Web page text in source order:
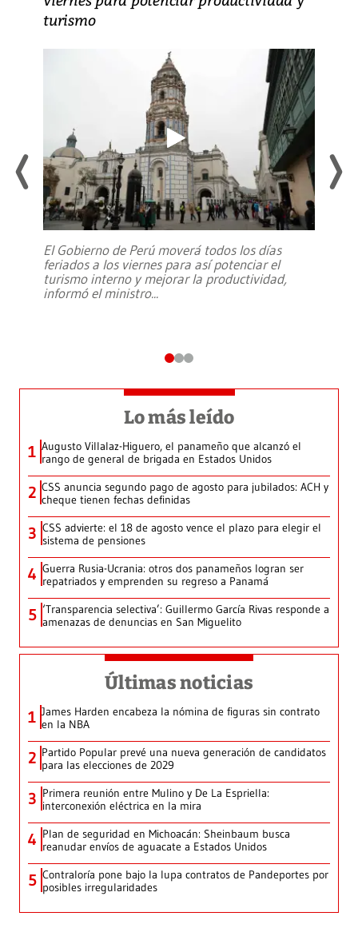
turismo
El Gobierno de Perú moverá todos los días
feriados a los viernes para así potenciar el
turismo interno y mejorar la productividad,
informó el ministro...
Lo más leído
1 Augusto Villalaz-Higuero, el panameño que alcanzó el
rango de general de brigada en Estados Unidos
2 CSS anuncia segundo pago de agosto para jubilados: ACH y
cheque tienen fechas definidas
3 CSS advierte: el 18 de agosto vence el plazo para elegir el
sistema de pensiones
4 Guerra Rusia-Ucrania: otros dos panameños logran ser
repatriados y emprenden su regreso a Panamá
5 ‘Transparencia selectiva’: Guillermo García Rivas responde a
amenazas de denuncias en San Miguelito
Últimas noticias
1 James Harden encabeza la nómina de figuras sin contrato
en la NBA
2 Partido Popular prevé una nueva generación de candidatos
para las elecciones de 2029
3 Primera reunión entre Mulino y De La Espriella:
interconexión eléctrica en la mira
4 Plan de seguridad en Michoacán: Sheinbaum busca
reanudar envíos de aguacate a Estados Unidos
5 Contraloría pone bajo la lupa contratos de Pandeportes por
posibles irregularidades